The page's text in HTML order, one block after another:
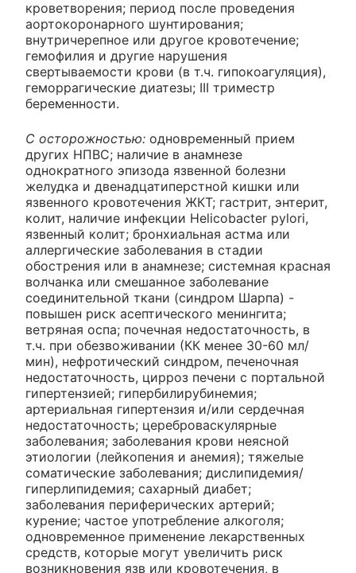
кроветворения; период после проведения
аортокоронарного шунтирования;
внутричерепное или другое кровотечение;
гемофилия и другие нарушения
свертываемости крови (в т.ч. гипокоагуляция),
геморрагические диатезы; III триместр
беременности.
С осторожностью: одновременный прием
других НПВС; наличие в анамнезе
однократного эпизода язвенной болезни
желудка и двенадцатиперстной кишки или
язвенного кровотечения ЖКТ; гастрит, энтерит,
колит, наличие инфекции Helicobacter pylori,
язвенный колит; бронхиальная астма или
аллергические заболевания в стадии
обострения или в анамнезе; системная красная
волчанка или смешанное заболевание
соединительной ткани (синдром Шарпа) -
повышен риск асептического менингита;
ветряная оспа; почечная недостаточность, в
т.ч. при обезвоживании (КК менее 30-60 мл/
мин), нефротический синдром, печеночная
недостаточность, цирроз печени с портальной
гипертензией; гипербилирубинемия;
артериальная гипертензия и/или сердечная
недостаточность; цереброваскулярные
заболевания; заболевания крови неясной
этиологии (лейкопения и анемия); тяжелые
соматические заболевания; дислипидемия/
гиперлипидемия; сахарный диабет;
заболевания периферических артерий;
курение; частое употребление алкоголя;
одновременное применение лекарственных
средств, которые могут увеличить риск
возникновения язв или кровотечения, в